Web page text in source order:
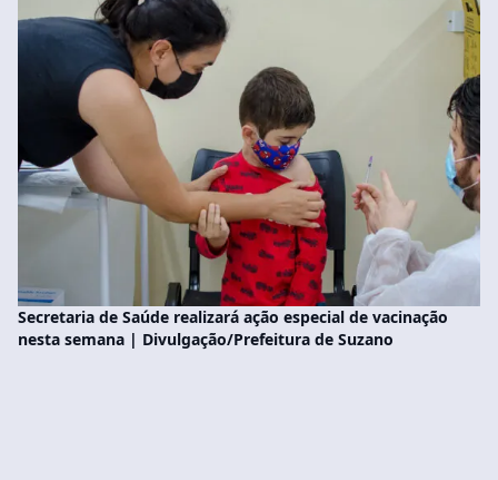
Secretaria de Saúde realizará ação especial de vacinação
nesta semana | Divulgação/Prefeitura de Suzano